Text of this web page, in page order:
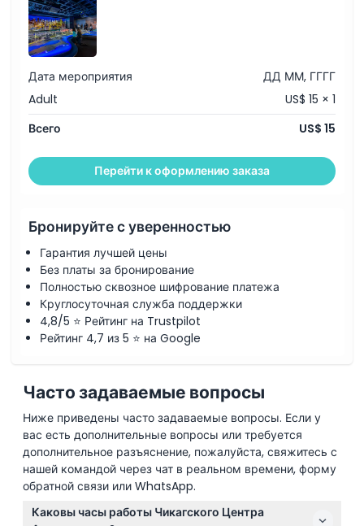
Дата мероприятия
ДД ММ, ГГГГ
Adult
US$ 15 × 1
Всего
US$ 15
Перейти к оформлению заказа
Бронируйте с уверенностью
Гарантия лучшей цены
Без платы за бронирование
Полностью сквозное шифрование платежа
Круглосуточная служба поддержки
4,8/5 ⭐ Рейтинг на Trustpilot
Рейтинг 4,7 из 5 ⭐ на Google
Часто задаваемые вопросы
Ниже приведены часто задаваемые вопросы. Если у
вас есть дополнительные вопросы или требуется
дополнительное разъяснение, пожалуйста, свяжитесь с
нашей командой через чат в реальном времени, форму
обратной связи или WhatsApp.
Каковы часы работы Чикагского Центра